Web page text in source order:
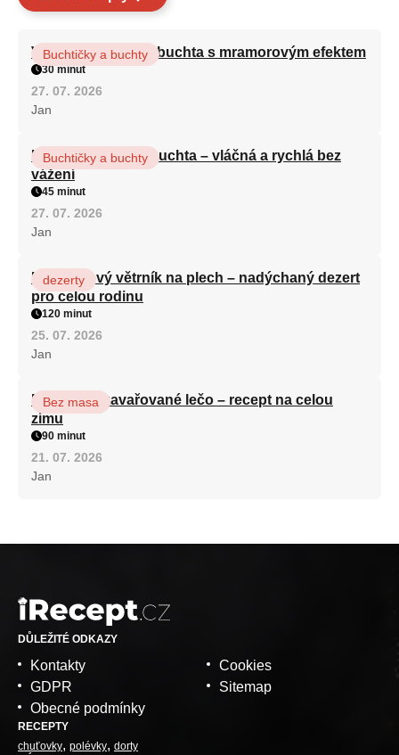
Vláčná olejová litá buchta s mramorovým efektem
Buchtičky a buchty
30 minut
27. 07. 2026
Jan
Hrnková maková buchta – vláčná a rychlá bez
vážení
Buchtičky a buchty
45 minut
27. 07. 2026
Jan
Karamelový větrník na plech – nadýchaný dezert
pro celou rodinu
dezerty
120 minut
25. 07. 2026
Jan
Babiččino zavařované lečo – recept na celou
zimu
Bez masa
90 minut
21. 07. 2026
Jan
DŮLEŽITÉ ODKAZY
Kontakty
GDPR
Obecné podmínky
Cookies
Sitemap
RECEPTY
chuťovky polévky dorty